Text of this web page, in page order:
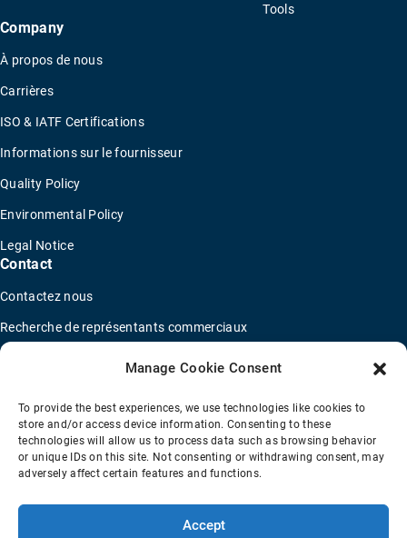
Manage Cookie Consent
To provide the best experiences, we use technologies like cookies to
store and/or access device information. Consenting to these
technologies will allow us to process data such as browsing behavior
or unique IDs on this site. Not consenting or withdrawing consent, may
adversely affect certain features and functions.
Accept
Tools
Company
À propos de nous
Carrières
ISO & IATF Certifications
Informations sur le fournisseur
Quality Policy
Environmental Policy
Legal Notice
Contact
Contactez nous
Recherche de représentants commerciaux
Nouveau questionnaire de candidature
Transparency Coverage Rule